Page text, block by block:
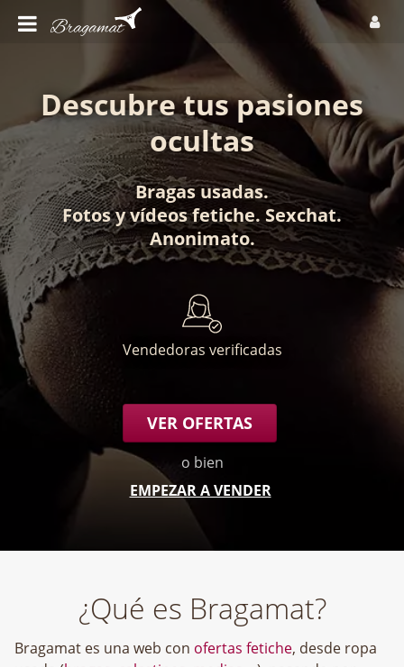
Descubre tus pasiones
ocultas
Bragas usadas.
Fotosyvídeos fetiche. Sexchat.
Anonimato.
Vendedoras verificadas
VER OFERTAS
o bien
EMPEZAR A VENDER
¿Qué es Bragamat?
Bragamat es una web con ofertas fetiche, desde ropa